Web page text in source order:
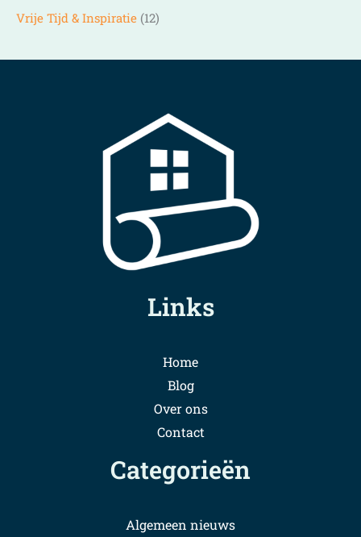
Vrije Tijd & Inspiratie (12)
Links
Home
Blog
Over ons
Contact
Categorieën
Algemeen nieuws